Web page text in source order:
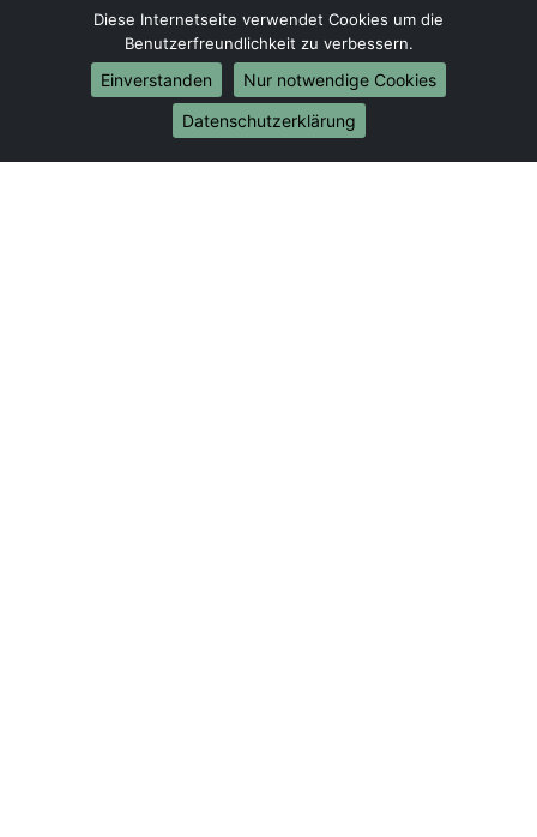
Umzug von Pforzheim nach Bonn
Umzug von Pforzheim nach Münster
Internationale-Umzüge
Umzug von Pforzheim nach Brasilien
Umzug von Pforzheim nach Brunei Darussalam
Diese Internetseite verwendet Cookies um die
Benutzerfreundlichkeit zu verbessern.
Einverstanden
Nur notwendige Cookies
Datenschutzerklärung